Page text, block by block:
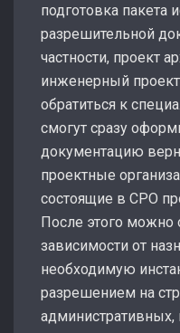
подготовка пакета
разрешительной
частности, проект
инженерный
обратиться к
смогут сразу
документацию
проектные
состоящие в СРО
После этого можно
зависимости от
необходимую
разрешением на